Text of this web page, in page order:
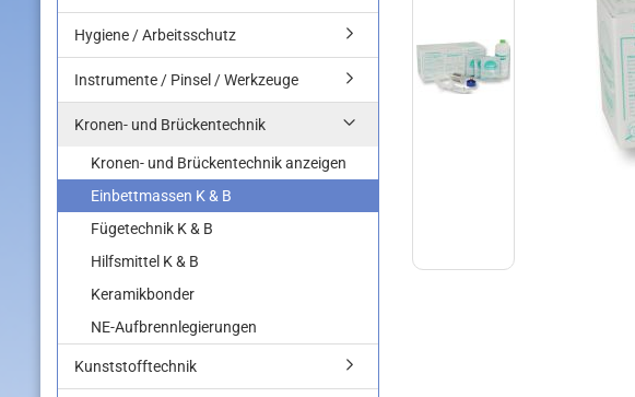
Hygiene / Arbeitsschutz
Instrumente / Pinsel / Werkzeuge
Kronen- und Brückentechnik
Kronen- und Brückentechnik anzeigen
Einbettmassen K & B
Fügetechnik K & B
Hilfsmittel K & B
Keramikbonder
NE-Aufbrennlegierungen
Kunststofftechnik